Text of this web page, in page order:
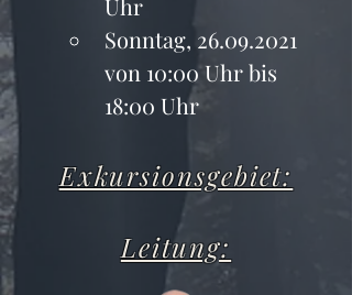
Uhr
Sonntag, 26.09.2021
von 10:00 Uhr bis
18:00 Uhr
Exkursionsgebiet:
Leitung: